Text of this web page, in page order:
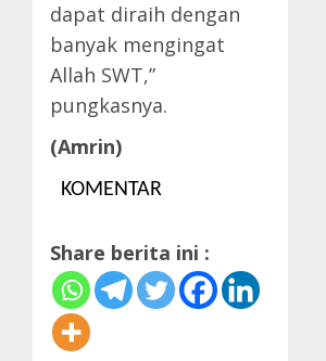
dapat diraih dengan
banyak mengingat
Allah SWT,”
pungkasnya.
(Amrin)
KOMENTAR
Share berita ini :